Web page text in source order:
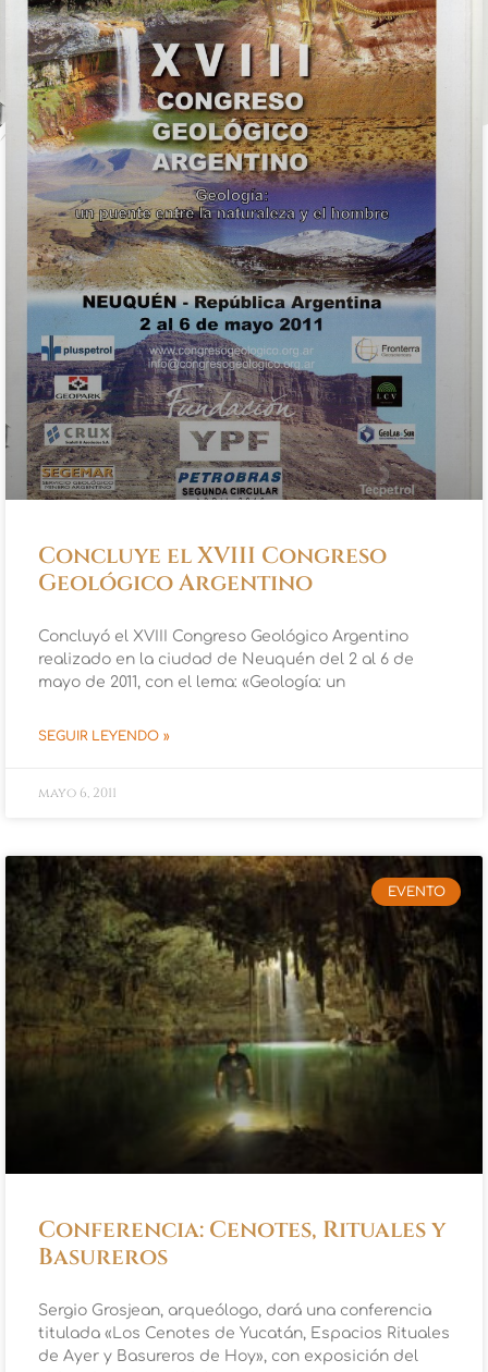
Concluye el XVIII Congreso
Geológico Argentino
Concluyó el XVIII Congreso Geológico Argentino
realizado en la ciudad de Neuquén del 2 al 6 de
mayo de 2011, con el lema: «Geología: un
SEGUIR LEYENDO »
mayo 6, 2011
EVENTO
Conferencia: Cenotes, Rituales y
Basureros
Sergio Grosjean, arqueólogo, dará una conferencia
titulada «Los Cenotes de Yucatán, Espacios Rituales
de Ayer y Basureros de Hoy», con exposición del